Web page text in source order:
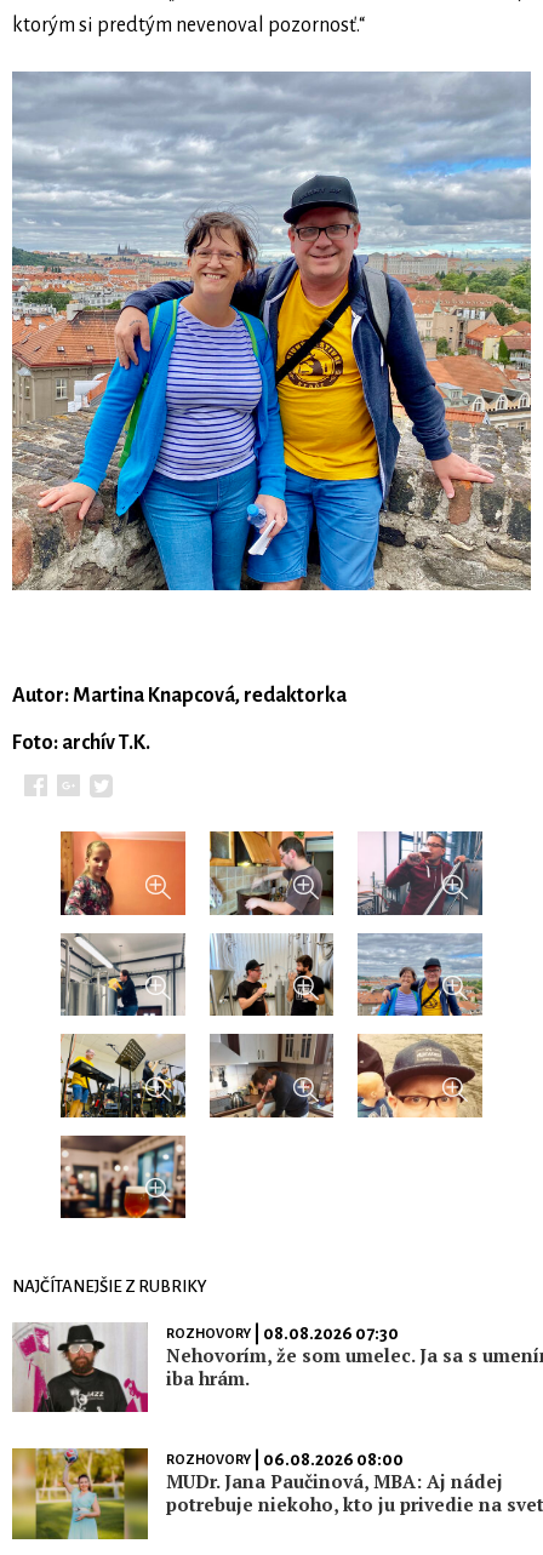
ktorým si predtým nevenoval pozornosť.“
Autor: Martina Knapcová, redaktorka
Foto: archív T.K.
NAJČÍTANEJŠIE Z RUBRIKY
ROZHOVORY| 08.08.2026 07:30
Nehovorím, že som umelec. Ja sa s
iba hrám.
ROZHOVORY| 06.08.2026 08:00
MUDr. Jana Paučinová, MBA: Aj nádej
potrebuje niekoho, kto ju privedie na svet